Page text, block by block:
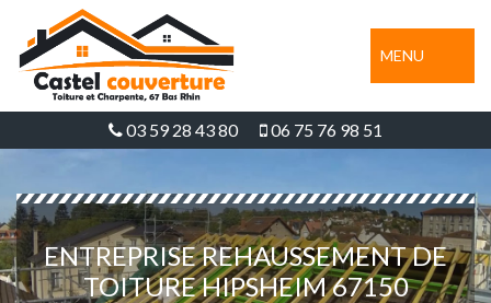
MENU
03 59 28 43 80 06 75 76 98 51
ENTREPRISE REHAUSSEMENT DE
TOITURE HIPSHEIM 67150